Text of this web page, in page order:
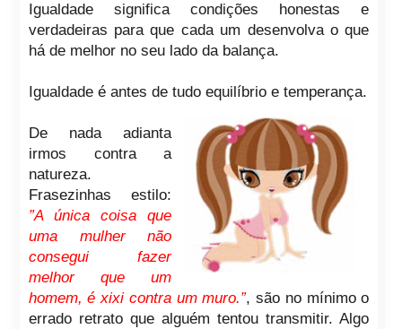
Igualdade significa condições honestas e
verdadeiras para que cada um desenvolva o que
há de melhor no seu lado da balança.
Igualdade é antes de tudo equilíbrio e temperança.
De nada adianta
irmos contra a
natureza.
Frasezinhas estilo:
”A única coisa que
uma mulher não
consegui fazer
melhor que um
homem, é xixi contra um muro.”, são no mínimo o
errado retrato que alguém tentou transmitir. Algo